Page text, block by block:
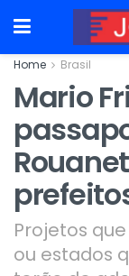
Home Brasil
Mario
Projetos
ou estados